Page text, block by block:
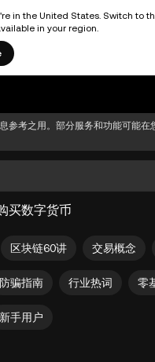
in the United States. Switch to
in your region.
参考之用。部分服务和功能可能在
买数字货币
区块链60讲 交易概念
防骗指南 行业热词 零
新手用户